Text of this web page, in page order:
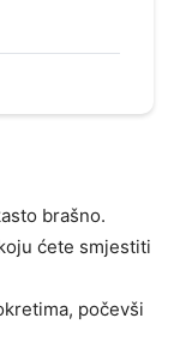
brašno.
ćete smjestiti
počevši